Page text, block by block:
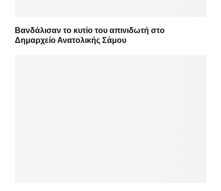
Βανδάλισαν το κυτίο του απινιδωτή στο
Δημαρχείο Ανατολικής Σάμου